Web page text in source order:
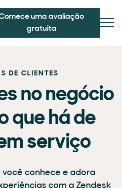
uma avaliação
gratuita
DE CLIENTES
no negócio
que há de
serviço
conhece e adora
com a Zendesk